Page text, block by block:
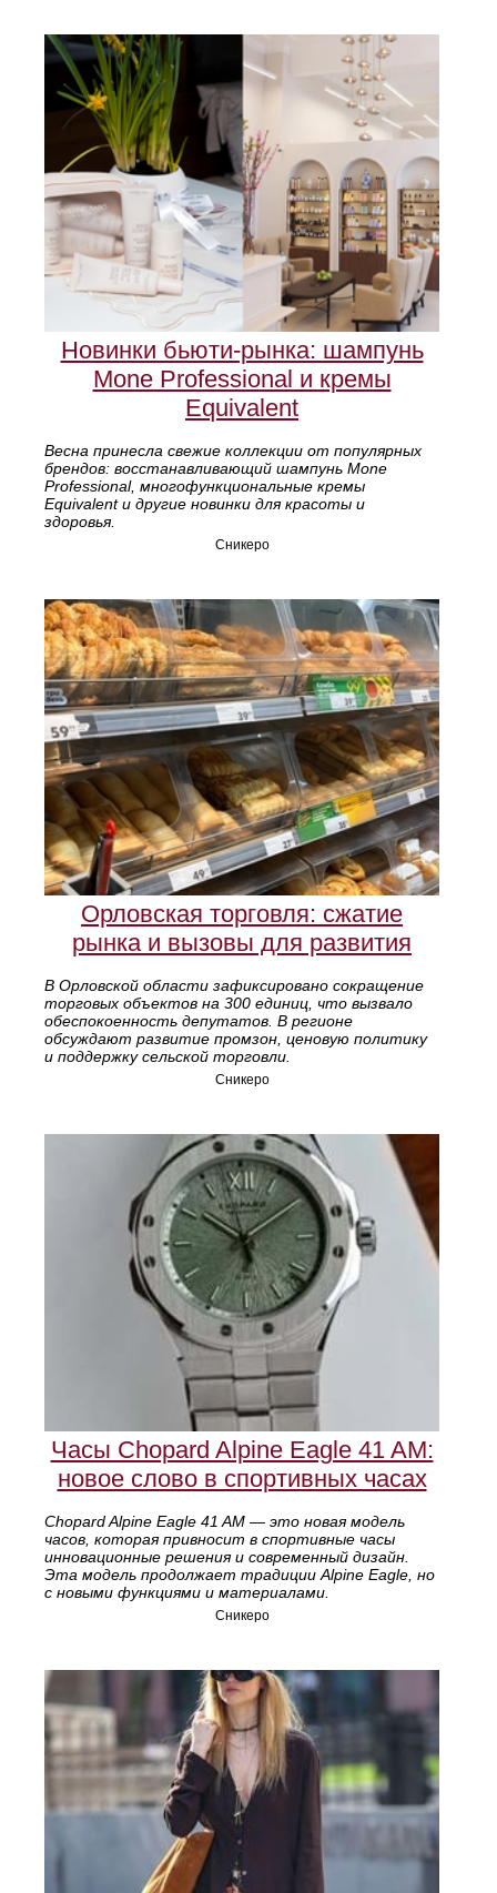
Новинки бьюти-рынка: шампунь
Mone Professional и кремы
Equivalent
Весна принесла свежие коллекции от популярных
брендов: восстанавливающий шампунь Mone
Professional, многофункциональные кремы
Equivalent и другие новинки для красоты и
здоровья.
Сникеро
Орловская торговля: сжатие
рынка и вызовы для развития
В Орловской области зафиксировано сокращение
торговых объектов на 300 единиц, что вызвало
обеспокоенность депутатов. В регионе
обсуждают развитие промзон, ценовую политику
и поддержку сельской торговли.
Сникеро
Часы Chopard Alpine Eagle 41 AM:
новое слово в спортивных часах
Chopard Alpine Eagle 41 AM — это новая модель
часов, которая привносит в спортивные часы
инновационные решения и современный дизайн.
Эта модель продолжает традиции Alpine Eagle, но
с новыми функциями и материалами.
Сникеро